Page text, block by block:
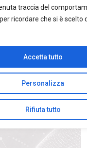
traccia del
ricordare che si è
Personalizza
Rifiuta tutto
Accetta tutto